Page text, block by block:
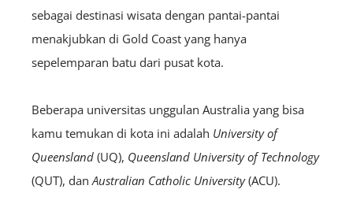
sebagai destinasi wisata dengan pantai-pantai
menakjubkan di Gold Coast yang hanya
sepelemparan batu dari pusat kota.
Beberapa universitas unggulan Australia yang bisa
kamu temukan di kota ini adalah University of
Queensland (UQ), Queensland University of Technology
(QUT), danAustralian Catholic University (ACU).